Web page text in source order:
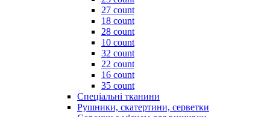
27 count
18 count
28 count
10 count
32 count
22 count
16 count
35 count
Спеціальні тканини
Рушники, скатертини, серветки